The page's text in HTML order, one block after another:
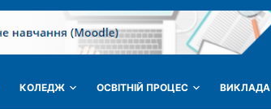
КОЛЕДЖ ОСВІТНІЙ ПРОЦЕС